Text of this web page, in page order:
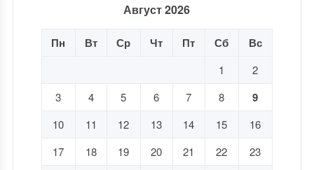
Август 2026
Пн Вт Ср Чт Пт Сб Вс
1
2
3
4 5 6 7 8 9
10 11 12 13 14 15
16
17
18 19 20 21 22
23